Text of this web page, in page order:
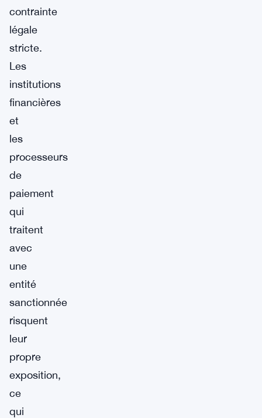
contrainte
légale
stricte.
Les
institutions
financières
et
les
processeurs
de
paiement
qui
traitent
avec
une
entité
sanctionnée
risquent
leur
propre
exposition,
ce
qui